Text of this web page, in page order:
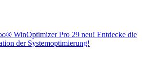
® WinOptimizer Pro 29 neu! Entdecke die
der Systemoptimierung!